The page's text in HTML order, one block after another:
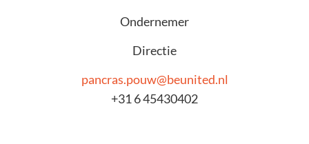
Ondernemer
Directie
pancras.pouw@beunited.nl
+31 6 45430402